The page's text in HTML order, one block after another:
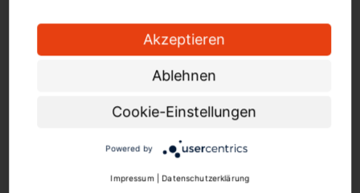
Infos zu den Änderungen
Alle Informationen zur Tarifreform hat DSW21 auf
einer gesonderten Landingpage gebündelt (
Haltestellen ausgehändigten Tarifinformationen
aktualisiert. Bei der Vielzahl an Haltestellen in
Dortmund wird dies einige Zeit in Anspruch nehmen.
Akzeptieren
Ablehnen
Cookie-Einstellungen
Powered by
Impressum Datenschutzerklärung